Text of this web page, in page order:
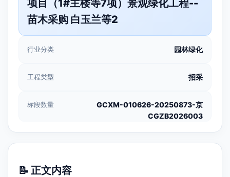
项目（1#主楼等7项）景观绿化工程--
苗木采购 白玉兰等2
行业分类 园林绿化
工程类型 招采
标段数量
GCXM-010626-20250873-京
CGZB2026003
📝 正文内容